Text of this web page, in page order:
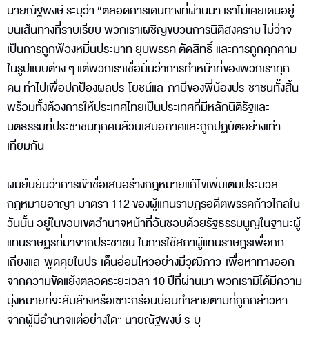
นายณัฐพงษ์ ระบุว่า “ตลอดการเดินทางที่ผ่านมา เราไม่เคยเดินอยู่
บนเส้นทางที่ราบเรียบ พวกเราเผชิญขบวนการนิติสงคราม ไม่ว่าจะ
เป็นการถูกฟ้องหมิ่นประมาท ยุบพรรค ตัดสิทธิ์ และการถูกคุกคาม
ในรูปแบบต่าง ๆ แต่พวกเราเชื่อมั่นว่าการทำหน้าที่ของพวกเราทุก
คน ทำไปเพื่อปกป้องผลประโยชน์และภาษีของพี่น้องประชาชนทั้งสิ้น
พร้อมทั้งต้องการให้ประเทศไทยเป็นประเทศที่มีหลักนิติรัฐและ
นิติธรรมที่ประชาชนทุกคนล้วนเสมอภาคและถูกปฏิบัติอย่างเท่า
เทียมกัน
ผมยืนยันว่าการเข้าชื่อเสนอร่างกฎหมายแก้ไขเพิ่มเติมประมวล
กฎหมายอาญา มาตรา 112 ของผู้แทนราษฎรอดีตพรรคก้าวไกลใน
วันนั้น อยู่ในขอบเขตอำนาจหน้าที่อันชอบด้วยรัฐธรรมนูญในฐานะผู้
แทนราษฏรที่มาจากประชาชน ในการใช้สภาผู้แทนราษฎรเพื่อถก
เถียงและพูดคุยในประเด็นอ่อนไหวอย่างมีวุฒิภาวะเพื่อหาทางออก
จากความขัดแย้งตลอดระยะเวลา 10 ปีที่ผ่านมา พวกเรามิได้มีความ
มุ่งหมายที่จะล้มล้างหรือเซาะกร่อนบ่อนทำลายตามที่ถูกกล่าวหา
จากผู้มีอำนาจแต่อย่างใด” นายณัฐพงษ์ ระบุ